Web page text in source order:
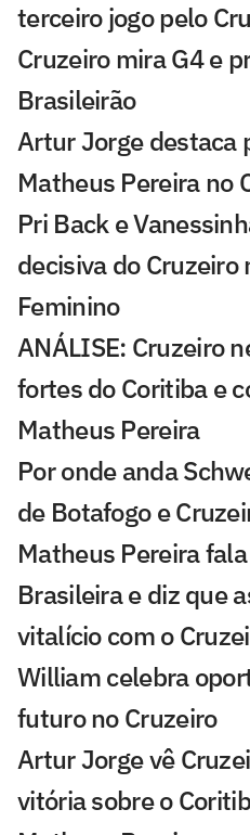
terceiro jogo pelo
Cruzeiro mira G4 e
Brasileirão
Artur Jorge destaca
Matheus Pereira no
Pri Back e
decisiva do Cruzeiro
Feminino
ANÁLISE: Cruzeiro
fortes do Coritiba e
Matheus Pereira
Por onde anda
de Botafogo e
Matheus Pereira
Brasileira e diz que
vitalício com o
William celebra
futuro no Cruzeiro
Artur Jorge vê
vitória sobre o